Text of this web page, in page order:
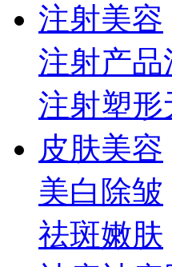
注射美容
注射产品
注射塑形
皮肤美容
美白 除皱
祛斑嫩肤